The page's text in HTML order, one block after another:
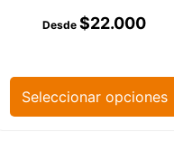
$22.000
Seleccionar opciones